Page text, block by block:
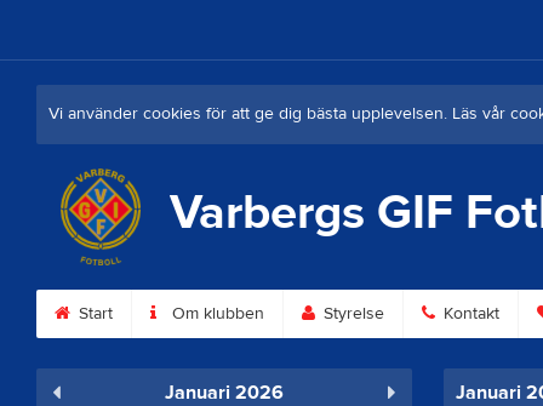
Vi använder cookies för att ge dig bästa upplevelsen. Läs vår
Varbergs GIF
Start Om klubben Styrelse Kontakt
Januari 2026 Januari